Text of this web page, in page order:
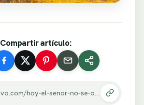
Compartir artículo:
https://renuevo.com/hoy-el-senor-no-se-olvidara-de-mi.html